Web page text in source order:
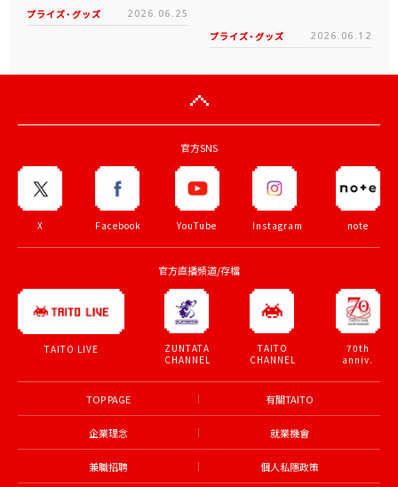
プライズ・グッズ 2026.06.25
プライズ・グッズ 2026.06.12
官方SNS
X Facebook YouTube Instagram note
官方直播頻道/存檔
TAITO LIVE
ZUNTATA
CHANNEL
TAITO
CHANNEL
70th
anniv.
TOP PAGE 有關TAITO
企業理念 就業機會
兼職招聘 個人私隱政策